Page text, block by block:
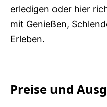
erledigen oder hier
mit Genießen,
Erleben.
Preise und